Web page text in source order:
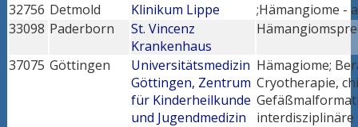
32756 Detmold Klinikum Lippe
;Hämangiome -
33098 Paderborn
St. Vincenz
Krankenhaus
37075 Göttingen
Universitätsmedizin
Göttingen, Zentrum
für Kinderheilkunde
und Jugendmedizin
Hämagiome;
Cryotherapie,